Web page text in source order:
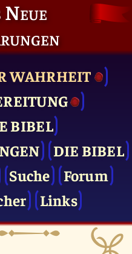
WAHRHEIT
BIBEL
DIE BIBEL
Suche
Forum
Links